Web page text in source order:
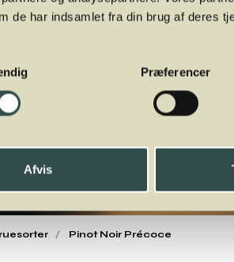
de har indsamlet fra din brug af deres
Præferencer
Afvis
Pinot Noir Précoce